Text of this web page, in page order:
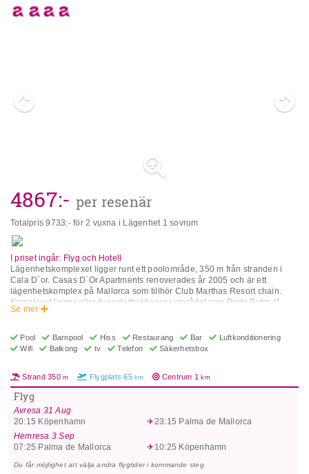
4867:- per resenär
Totalpris9733:- för 2 vuxna i Lägenhet 1 sovrum
I priset ingår: Flyg och Hotell
Lägenhetskomplexet ligger runt ett poolområde, 350 m från stranden i
Cala D´or. Casas D´Or Apartments renoverades år 2005 och är ett
lägenhetskomplex på Mallorca som tillhör Club Marthas Resort chain.
Komplexet ligger nära huvudattraktioner i området som Porto Petro (1
km), Cala D´or (2 km), Cala Mondrago Natural Park (6,5 km) och Santanyi
och en golfbana 12 km från komplexet. Till Palmas flygplats är det ca 65
km. Komplexet har 24h reception, hiss, trådlös internetanslutning, bar,
telefon, TV, safe (extra avgift), balkong eller terrass, vardagsrum med
bäddsoffa och matplats, sovrum, badrum och pentry med elektrisk spis,
minikylskåp och mikrougn. Tvättservice finns mot extra avgift. Komplexet
har också parkeringsfaciliteter. Observera: Måltiderna intas i Aparthotel
Club Martha’s (150 m från Casas D´or Apartments), där kan gästerna
även nyttja annan service som inomhuspool, tennisbana, disko och
underhållningsprogram (under högsäsong). Adress: Parc de la Mar, 6,
Se mer
Pool Barnpool Hiss Restaurang Bar
Luftkonditionering
Wifi
Balkong tv Telefon Säkerhetsbox
Strand350m Flygplats65 km Centrum 1km
Flyg
Avresa 31 Aug
20:15 Köpenhamn 23:15 Palma de Mallorca
Hemresa 3 Sep
07:25 Palma de Mallorca 10:25 Köpenhamn
Du får möjlighet att välja andra flygtider i kommande steg